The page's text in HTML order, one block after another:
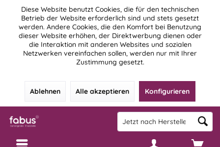
Diese Website benutzt Cookies, die für den technischen
Betrieb der Website erforderlich sind und stets gesetzt
werden. Andere Cookies, die den Komfort bei Benutzung
dieser Website erhöhen, der Direktwerbung dienen oder
die Interaktion mit anderen Websites und sozialen
Netzwerken vereinfachen sollen, werden nur mit Ihrer
Zustimmung gesetzt.
Ablehnen Alle akzeptieren Konfigurieren